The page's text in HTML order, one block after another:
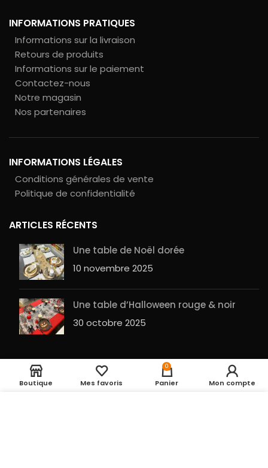
INFORMATIONS PRATIQUES
Informations sur la livraison
Retours de produits
Informations sur le paiement
Contactez-nous
Notre magasin
Nos partenaires
INFORMATIONS LÉGALES
Conditions générales de vente
Politique de confidentialité
ARTICLES RÉCENTS
Une table de Noël dorée
10 novembre 2025
Une table d’Halloween rouge & noir
30 octobre 2025
Entrepot de la fête 2023 RÉALISÉ PARGuesHu Plan du site
BALLON ALU happy
birthday fleurs
2,05€
Boutique Mes favoris
0
Panier Mon compte